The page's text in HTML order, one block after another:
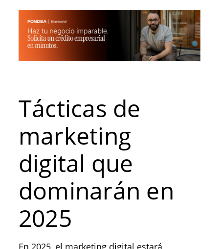
Tácticas de
marketing
digital que
dominarán en
2025
En 2025, el marketing digital estará